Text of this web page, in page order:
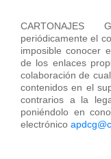
CARTONAJES
periódicamente el
imposible conocer
de los enlaces
colaboración de
contenidos en el
contrarios a la
poniéndolo en
electrónico